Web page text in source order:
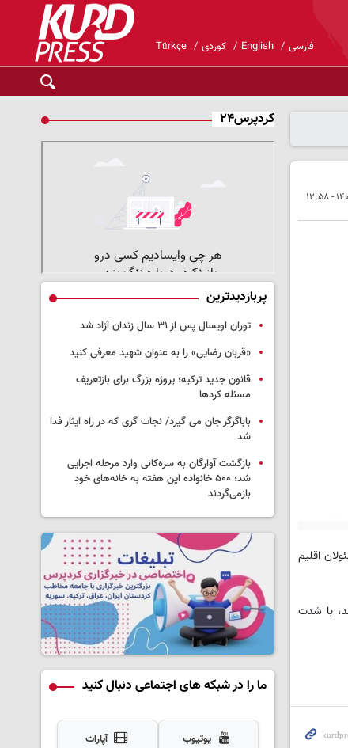
فارسی English کوردی Türkçe
اقلیم
با شدت
کردپرس۲۴
پربازدیدترین
توران اویسال پس از ۳۱ سال زندان آزاد شد
«قربان رضایی» را به عنوان شهید معرفی کنید
قانون جدید ترکیه؛ پروژه بزرگ‌ برای بازتعریف
مسئله کردها
باباگرگر جان می گیرد/ نجات گری که در راه ایثار فدا
شد
بازگشت آوارگان به سره‌کانی وارد مرحله اجرایی
شد؛ ۵۰۰ خانواده این هفته به خانه‌های خود
بازمی‌گردند
ما را در شبکه های اجتماعی دنبال کنید
یوتیوب آپارات